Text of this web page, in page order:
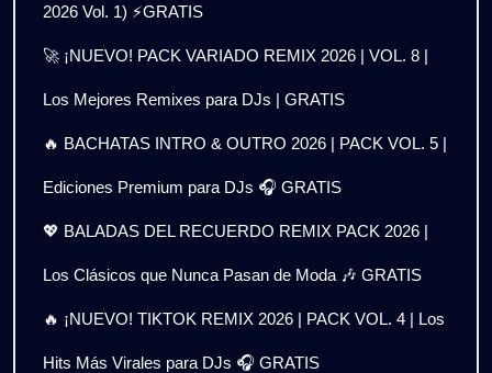
2026 Vol. 1) ⚡GRATIS
🚀 ¡NUEVO! PACK VARIADO REMIX 2026 | VOL. 8 |
Los Mejores Remixes para DJs | GRATIS
🔥 BACHATAS INTRO & OUTRO 2026 | PACK VOL. 5 |
Ediciones Premium para DJs 🎧 GRATIS
💖 BALADAS DEL RECUERDO REMIX PACK 2026 |
Los Clásicos que Nunca Pasan de Moda 🎶 GRATIS
🔥 ¡NUEVO! TIKTOK REMIX 2026 | PACK VOL. 4 | Los
Hits Más Virales para DJs 🎧 GRATIS